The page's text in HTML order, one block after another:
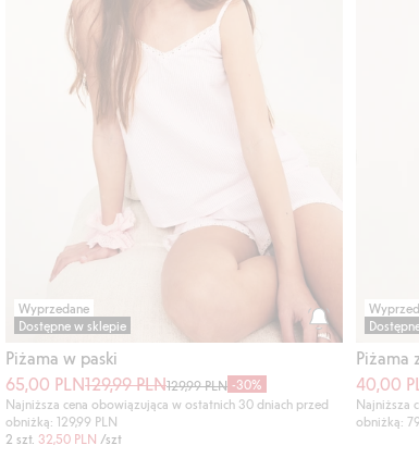
Wyprzedane
Dostępne w sklepie
Piżama w paski
65,00 PLN129,99 PLN129,99 PLN -30%
Najniższa cena obowiązująca w ostatnich 30 dniach przed
obniżką: 129,99 PLN
2 szt. 32,50 PLN /szt
40,00
Najniższa
obniżką: